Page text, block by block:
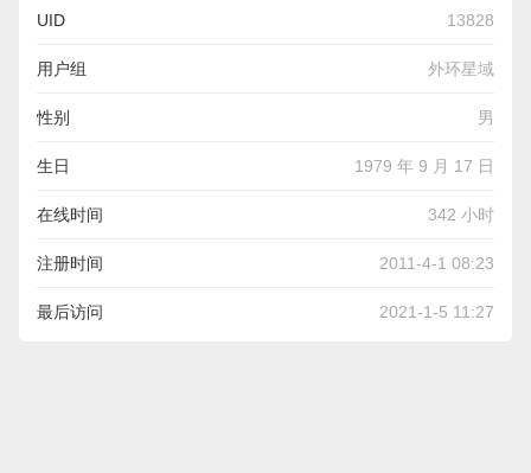
UID 13828
用户组 外环星域
性别 男
生日 1979 年 9 月 17 日
在线时间 342 小时
注册时间 2011-4-1 08:23
最后访问 2021-1-5 11:27